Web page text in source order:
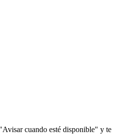
cuando esté disponible" y te